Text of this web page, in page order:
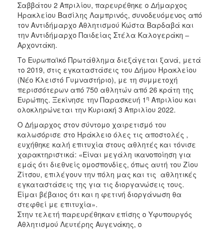
ΠΟΛΗΣαββάτου 2 Απριλίου, παρευρέθηκε ο Δήμαρχος
Ηρακλείου Βασίλης Λαμπρινός, συνοδευόμενος από
τον Αντιδήμαρχο Αθλητισμού Κώστα Βαρδαβά και
την Αντιδήμαρχο Παιδείας Στέλα Καλογεράκη –
Αρχοντάκη.
Το Ευρωπαϊκό Πρωτάθλημα διεξάγεται ξανά, μετά
το 2019, στις εγκαταστάσεις του Δήμου Ηρακλείου
(Νέο Κλειστό Γυμναστήριο), με τη συμμετοχή
περισσότερων από 750 αθλητών από 26 κράτη της
Ευρώπης. Ξεκίνησε την Παρασκευή 1 η Απριλίου και
ολοκληρώνεται την Κυριακή 3 Απριλίου 2022.
Ο Δήμαρχος στον σύντομο χαιρετισμό του
καλωσόρισε στο Ηράκλειο όλες τις αποστολές ,
ευχήθηκε καλή επιτυχία στους αθλητές και τόνισε
χαρακτηριστικά: «Είναι μεγάλη ικανοποίηση για
εμάς ότι διεθνείς ομοσπονδίες, όπως αυτή του Ζίου
Ζίτσου, επιλέγουν την πόλη μας και τις αθλητικές
εγκαταστάσεις της για τις διοργανώσεις τους.
Είμαι βέβαιος ότι και η φετινή διοργάνωση θα
στεφθεί με επιτυχία».
Στην τελετή παρευρέθηκαν επίσης ο Υφυπουργός
Αθλητισμού Λευτέρης Αυγενάκης, ο